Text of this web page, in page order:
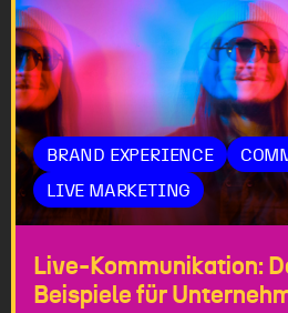
BRAND EXPERIENCE
LIVE MARKETING
Live-Kommunikation:
Beispiele für